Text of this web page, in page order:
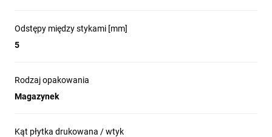
Odstępy między stykami [mm]
5
Rodzaj opakowania
Magazynek
Kąt płytka drukowana / wtyk